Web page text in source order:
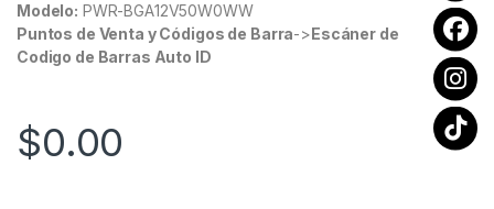
Modelo: PWR-BGA12V50W0WW
Puntos de Venta y Códigos de Barra->Escáner de
Codigo de Barras Auto ID
$0.00